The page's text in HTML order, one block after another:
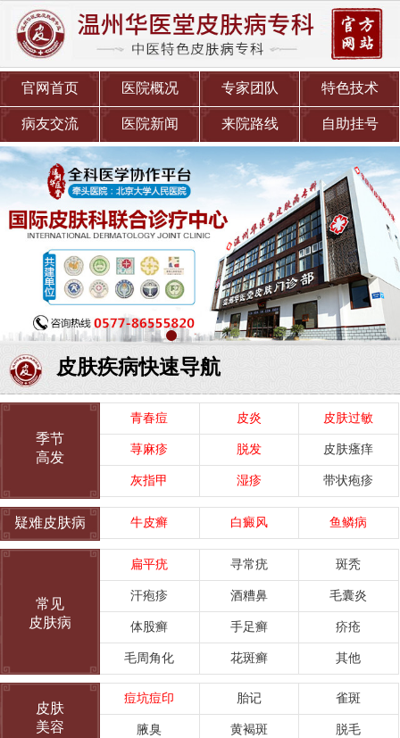
官网首页 医院概况 专家团队 特色技术
病友交流 医院新闻 来院路线 自助挂号
皮肤疾病快速导航
季节
高发
青春痘 皮炎 皮肤过敏
荨麻疹 脱发 皮肤瘙痒
灰指甲 湿疹 带状疱疹
疑难皮肤病 牛皮癣 白癜风 鱼鳞病
常见
皮肤病
扁平疣 寻常疣 斑秃
汗疱疹 酒糟鼻 毛囊炎
体股癣 手足癣 疥疮
毛周角化 花斑癣 其他
皮肤
美容
痘坑痘印 胎记 雀斑
腋臭 黄褐斑 脱毛